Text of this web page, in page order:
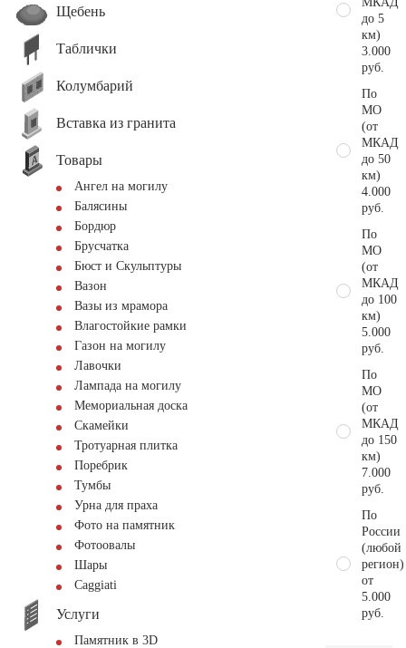
Щебень
Таблички
Колумбарий
Вставка из гранита
Товары
Ангел на могилу
Балясины
Бордюр
Брусчатка
Бюст и Скульптуры
Вазон
Вазы из мрамора
Влагостойкие рамки
Газон на могилу
Лавочки
Лампада на могилу
Мемориальная доска
Скамейки
Тротуарная плитка
Поребрик
Тумбы
Урна для праха
Фото на памятник
Фотоовалы
Шары
Сaggiati
Услуги
Памятник в 3D
до 5
км)
3.000
руб.
По
МО
(от
МКАД
до 50
км)
4.000
руб.
По
МО
(от
МКАД
до 100
км)
5.000
руб.
По
МО
(от
МКАД
до 150
км)
7.000
руб.
По
России
(любой
регион)
от
5.000
руб.